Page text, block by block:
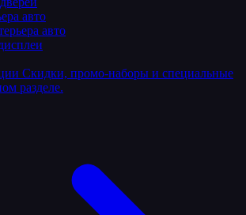
авто
авто
Скидки, промо-наборы и специальные
разделе.